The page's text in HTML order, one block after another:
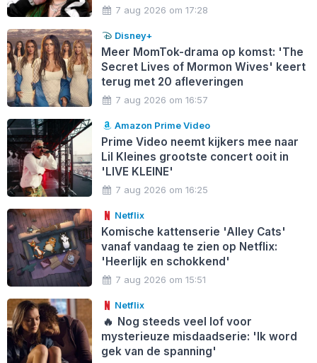
7 aug 2026 om 17:28
Disney+
Meer MomTok-drama op komst: 'The
Secret Lives of Mormon Wives' keert
terug met 20 afleveringen
7 aug 2026 om 16:57
Amazon Prime Video
Prime Video neemt kijkers mee naar
Lil Kleines grootste concert ooit in
'LIVE KLEINE'
7 aug 2026 om 16:25
Netflix
Komische kattenserie 'Alley Cats'
vanaf vandaag te zien op Netflix:
'Heerlijk en schokkend'
7 aug 2026 om 15:51
Netflix
🔥 Nog steeds veel lof voor
mysterieuze misdaadserie: 'Ik word
gek van de spanning'